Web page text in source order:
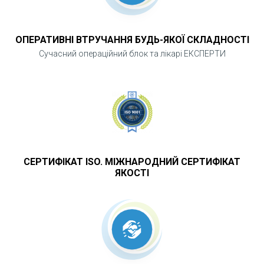
відрізняється від очної
Безпечно
КОНСУЛЬТАЦІЮ?
Натісніть "Записатись"
Оберіть дату та час. Отримати
консультацію можна у зручний час після
узгодження з оператором нашого
ОПЕРАТИВНІ ВТРУЧАННЯ БУДЬ-ЯКОЇ СКЛАДНОСТІ
Сучасний операційний блок та лікарі ЕКСПЕРТИ
СЕРТИФІКАТ ISO. МІЖНАРОДНИЙ СЕРТИФІКАТ
ЯКОСТІ